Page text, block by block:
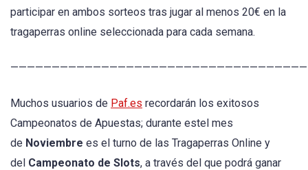
participar en ambos sorteos tras jugar al menos 20€ en la
tragaperras online seleccionada para cada semana.
Muchos usuarios de Paf.es recordarán los exitosos
Campeonatos de Apuestas; durante estel mes
de Noviembre es el turno de las Tragaperras Online y
del Campeonato de Slots, a través del que podrá ganar